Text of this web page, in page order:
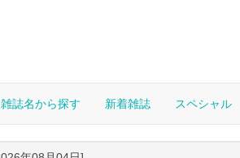
雑誌名から探す 新着雑誌 スペシャル